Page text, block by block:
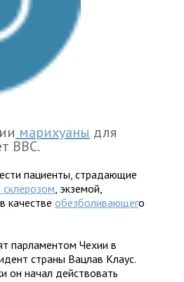
марихуаны для
ВВС.
пациенты, страдающие
, экземой,
качествеобезболивающего
парламентом Чехии в
страны Вацлав Клаус.
он начал действовать